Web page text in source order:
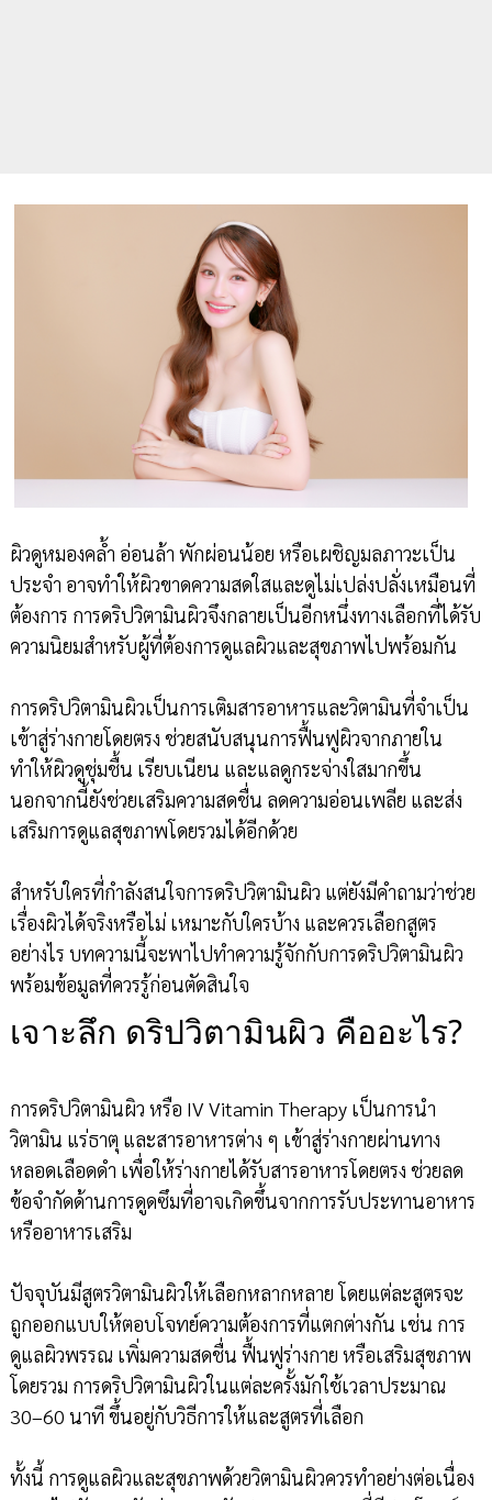
ผิวดูหมองคล้ำ อ่อนล้า พักผ่อนน้อย หรือเผชิญมลภาวะเป็น
ประจำ อาจทำให้ผิวขาดความสดใสและดูไม่เปล่งปลั่งเหมือนที่
ต้องการ การดริปวิตามินผิวจึงกลายเป็นอีกหนึ่งทางเลือกที่ได้รับ
ความนิยมสำหรับผู้ที่ต้องการดูแลผิวและสุขภาพไปพร้อมกัน
การดริปวิตามินผิวเป็นการเติมสารอาหารและวิตามินที่จำเป็น
เข้าสู่ร่างกายโดยตรง ช่วยสนับสนุนการฟื้นฟูผิวจากภายใน
ทำให้ผิวดูชุ่มชื้น เรียบเนียน และแลดูกระจ่างใสมากขึ้น
นอกจากนี้ยังช่วยเสริมความสดชื่น ลดความอ่อนเพลีย และส่ง
เสริมการดูแลสุขภาพโดยรวมได้อีกด้วย
สำหรับใครที่กำลังสนใจการดริปวิตามินผิว แต่ยังมีคำถามว่าช่วย
เรื่องผิวได้จริงหรือไม่ เหมาะกับใครบ้าง และควรเลือกสูตร
อย่างไร บทความนี้จะพาไปทำความรู้จักกับการดริปวิตามินผิว
พร้อมข้อมูลที่ควรรู้ก่อนตัดสินใจ
เจาะลึก ดริปวิตามินผิว คืออะไร?
การดริปวิตามินผิว หรือ IV Vitamin Therapy เป็นการนำ
วิตามิน แร่ธาตุ และสารอาหารต่าง ๆ เข้าสู่ร่างกายผ่านทาง
หลอดเลือดดำ เพื่อให้ร่างกายได้รับสารอาหารโดยตรง ช่วยลด
ข้อจำกัดด้านการดูดซึมที่อาจเกิดขึ้นจากการรับประทานอาหาร
หรืออาหารเสริม
ปัจจุบันมีสูตรวิตามินผิวให้เลือกหลากหลาย โดยแต่ละสูตรจะ
ถูกออกแบบให้ตอบโจทย์ความต้องการที่แตกต่างกัน เช่น การ
ดูแลผิวพรรณ เพิ่มความสดชื่น ฟื้นฟูร่างกาย หรือเสริมสุขภาพ
โดยรวม การดริปวิตามินผิวในแต่ละครั้งมักใช้เวลาประมาณ
30–60 นาที ขึ้นอยู่กับวิธีการให้และสูตรที่เลือก
ทั้งนี้ การดูแลผิวและสุขภาพด้วยวิตามินผิวควรทำอย่างต่อเนื่อง